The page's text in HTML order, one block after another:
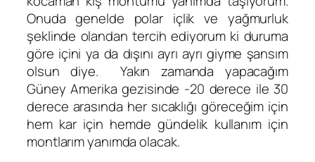
Onuda genelde polar içlik ve yağmurluk
şeklinde olandan tercih ediyorum ki duruma
göre içini ya da dışını ayrı ayrı giyme şansım
olsun diye. Yakın zamanda yapacağım
Güney Amerika gezisinde -20 derece ile 30
derece arasında her sıcaklığı göreceğim için
hem kar için hemde gündelik kullanım için
montlarım yanımda olacak.